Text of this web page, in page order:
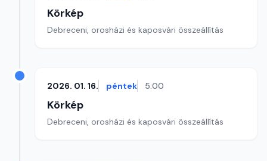
Körkép
Debreceni, orosházi és kaposvári összeállítás
2026. 01. 16. péntek 5:00
Körkép
Debreceni, orosházi és kaposvári összeállítás